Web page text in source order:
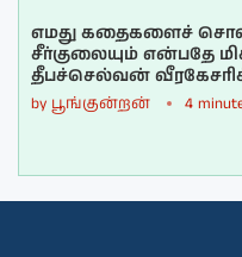
எமது கதைகளைச்
சீர்குலையும் என்பதே
தீபச்செல்வன்
by பூங்குன்றன் 4